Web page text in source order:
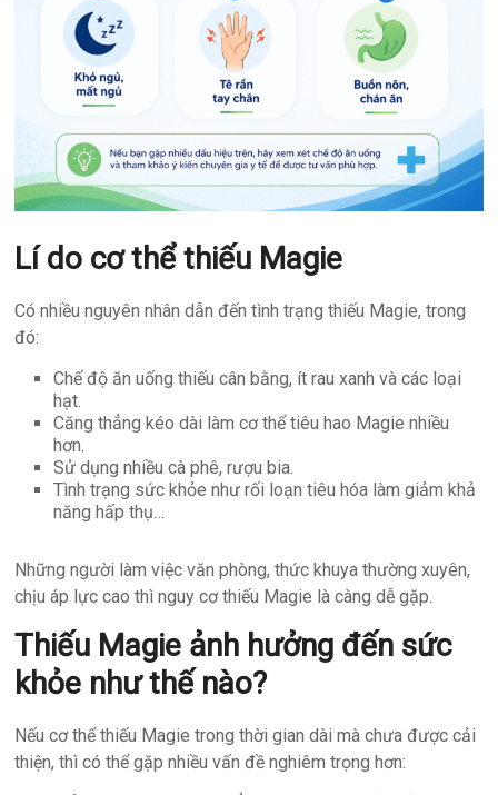
Lí do cơ thể thiếu Magie
Có nhiều nguyên nhân dẫn đến tình trạng thiếu Magie, trong
đó:
Chế độ ăn uống thiếu cân bằng, ít rau xanh và các loại
hạt.
Căng thẳng kéo dài làm cơ thể tiêu hao Magie nhiều
hơn.
Sử dụng nhiều cà phê, rượu bia.
Tình trạng sức khỏe như rối loạn tiêu hóa làm giảm khả
năng hấp thụ…
Những người làm việc văn phòng, thức khuya thường xuyên,
chịu áp lực cao thì nguy cơ thiếu Magie là càng dễ gặp.
Thiếu Magie ảnh hưởng đến sức
khỏe như thế nào?
Nếu cơ thể thiếu Magie trong thời gian dài mà chưa được cải
thiện, thì có thể gặp nhiều vấn đề nghiêm trọng hơn: